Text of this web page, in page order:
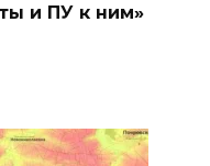
и ПУ к ним»